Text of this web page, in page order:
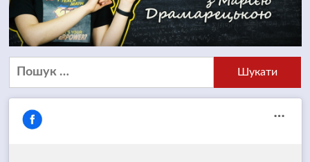
Пошук: